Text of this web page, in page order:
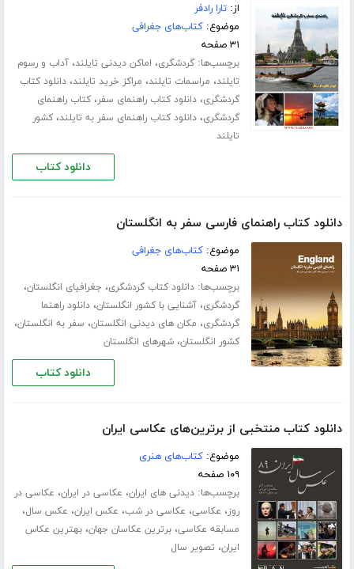
از:تارا رادفر
موضوع:کتاب‌های جغرافی
۳۱ صفحه
برچسب‌ها:گردشگری، اماکن دیدنی تایلند،آداب و رسوم
تایلند، مراسمات تایلند، مراکز خرید تایلند،دانلود کتاب
گردشگری،دانلود کتاب راهنمای سفر،کتاب راهنمای
گردشگری،دانلود کتاب راهنمای سفر به تایلند،کشور
تایلند
دانلود کتاب
دانلود کتاب راهنمای فارسی سفر به انگلستان
موضوع:کتاب‌های جغرافی
۳۱ صفحه
برچسب‌ها:دانلود کتاب گردشگری، جغرافیای انگلستان،
گردشگری،آشنایی با کشور انگلستان،دانلود راهنما
گردشگری، مکان های دیدنی انگلستان، سفر به انگلستان،
کشور انگلستان،شهرهای انگلستان
دانلود کتاب
دانلود کتاب منتخبی از برترین‌های عکاسی ایران
موضوع:کتاب‌های هنری
۱۰۹ صفحه
برچسب‌ها:دیدنی های ایران، عکاسی در ایران، عکاسی در
روز، عکاسی، عکاسی در شب، عکس ایران، عکس سال،
مسابقه عکاسی،برترین عکاسان جهان،بهترین عکاس
ایران، تصویر سال